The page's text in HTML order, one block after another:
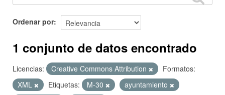
Ordenar por
1 conjunto de datos encontrado
Licencias: Creative Commons Attribution
Formatos:
XML
Etiquetas: M-30
ayuntamiento